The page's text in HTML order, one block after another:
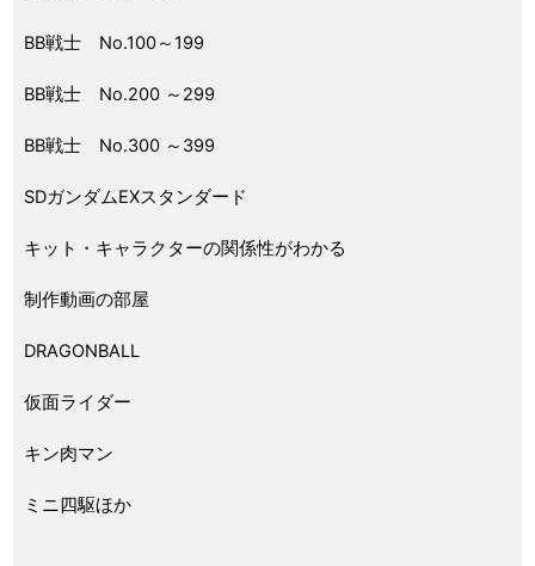
BB戦士 No.100～199
BB戦士 No.200 ～299
BB戦士 No.300 ～399
SDガンダムEXスタンダード
キット・キャラクターの関係性がわかる
制作動画の部屋
DRAGONBALL
仮面ライダー
キン肉マン
ミニ四駆ほか